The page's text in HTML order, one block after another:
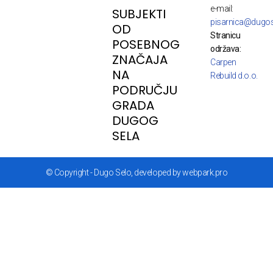
SUBJEKTI
OD
POSEBNOG
ZNAČAJA
NA
PODRUČJU
GRADA
DUGOG
SELA
e-mail:
Stranicu
održava:
Carpen
Rebuild d.o.o.
© Copyright - Dugo Selo, developed by webpark.pro